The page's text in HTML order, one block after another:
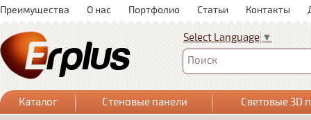
Преимущества О нас Портфолио Статьи Контакты
Select Language ▼
Поиск
Каталог Стеновые панели
Световые 3D